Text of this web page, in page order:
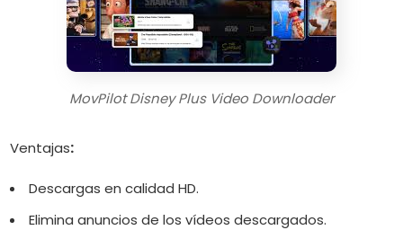
MovPilot Disney Plus Video Downloader
Ventajas:
Descargas en calidad HD.
Elimina anuncios de los vídeos descargados.